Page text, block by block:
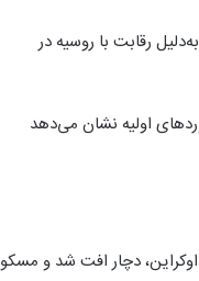
رقابت با روسیه در
اولیه نشان می‌دهد
دچار افت شد و مسکو